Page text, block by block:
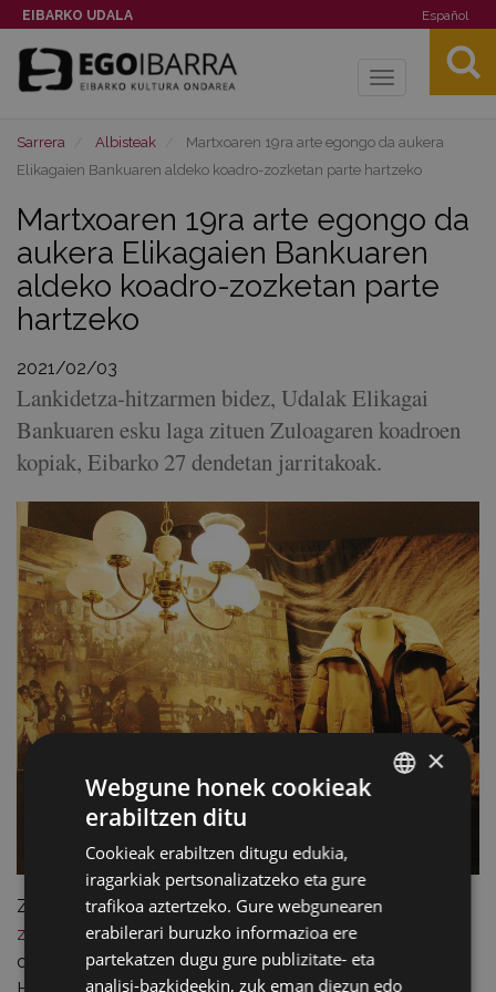
EIBARKO UDALA Español
Toggle
Sarrera Albisteak
Martxoaren 19ra arte egongo da aukera
Elikagaien Bankuaren aldeko koadro-zozketan parte hartzeko
Martxoaren 19ra arte egongo da
aukera Elikagaien Bankuaren
aldeko koadro-zozketan parte
hartzeko
2021/02/03
Lankidetza-hitzarmen bidez, Udalak Elikagai
Bankuaren esku laga zituen Zuloagaren koadroen
kopiak, Eibarko 27 dendetan jarritakoak.
Zuloaga pintore eibartarraren27 koadroren kopiak jarri
ziren ikusgaijoan zen urtearen amaiera aldean Eibarko
oihal-dendetan haren lana ezagutarazteko helburuz.
×
Webgune honek cookieak
erabiltzen ditu
Cookieak erabiltzen ditugu edukia,
iragarkiak pertsonalizatzeko eta gure
trafikoa aztertzeko. Gure webgunearen
erabilerari buruzko informazioa ere
partekatzen dugu gure publizitate- eta
analisi-bazkideekin, zuk eman diezun edo